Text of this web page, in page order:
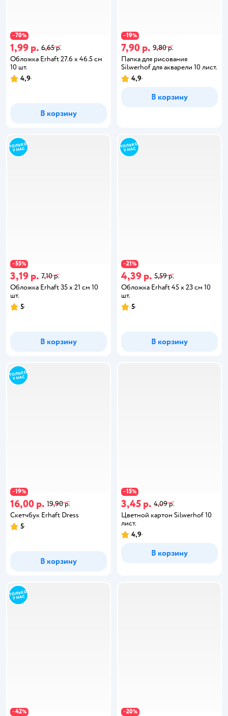
−70%
1,99 р. 6,65 р.
Обложка Erhaft 27.6 x 46.5 см
10 шт.
4,9
В корзину
−19%
7,90 р. 9,80 р.
Папка для рисования
Silwerhof для акварели 10 лист.
4,9
В корзину
−55%
3,19 р. 7,10 р.
Обложка Erhaft 35 x 21 см 10
шт.
5
В корзину
−21%
4,39 р. 5,59 р.
Обложка Erhaft 45 x 23 см 10
шт.
5
В корзину
−19%
16,00 р. 19,90 р.
Скетчбук Erhaft Dress
5
В корзину
−15%
3,45 р. 4,09 р.
Цветной картон Silwerhof 10
лист.
4,9
В корзину
−42% −20%